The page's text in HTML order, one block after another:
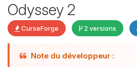
Odyssey 2
CurseForge 2 versions
Note du développeur :